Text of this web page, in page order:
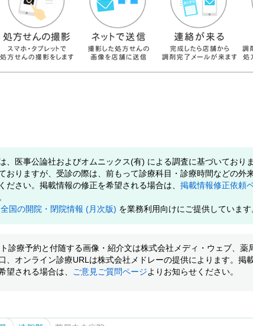
、医事公論社およびオムニックス(有) による調査に基づいておりま
おりますが、受診の際は、前もって診療科目・診療時間などの外
ださい。掲載情報の修正を希望される場合は、 掲載情報修正依頼
全国の開院・閉院情報 (月次版) を業務利用向けにご提供しています
診療予約と付随する画像・紹介文は株式会社メディ・ウェブ、薬
、オンライン診療URLは株式会社メドレーの提供によります。掲
望される場合は、 ご意見ご質問ページよりお知らせください。